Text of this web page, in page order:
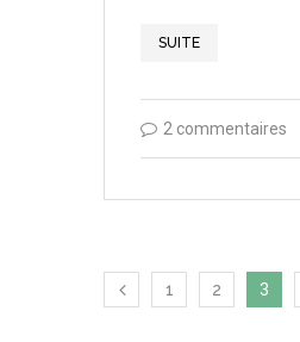
SUITE
2 commentaires
1 2 3